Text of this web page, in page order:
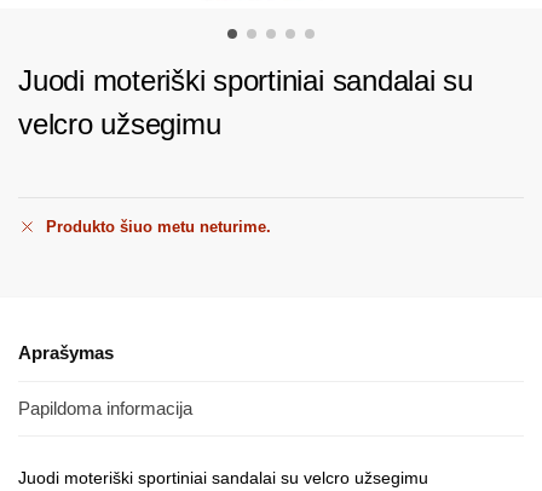
Juodi moteriški sportiniai sandalai su
velcro užsegimu
Produkto šiuo metu neturime.
Aprašymas
Papildoma informacija
Juodi moteriški sportiniai sandalai su velcro užsegimu